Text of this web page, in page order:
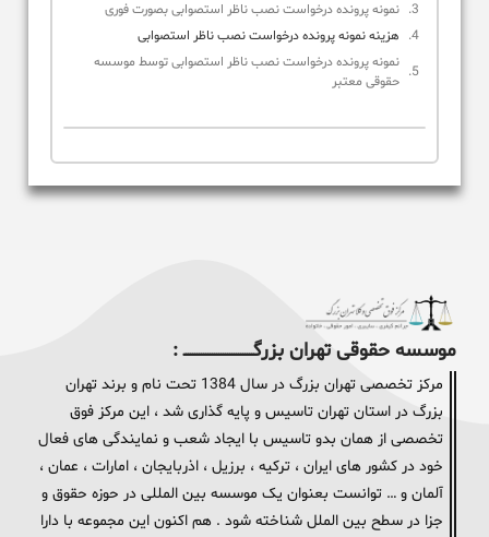
نمونه پرونده درخواست نصب ناظر استصوابی بصورت فوری
هزینه نمونه پرونده درخواست نصب ناظر استصوابی
نمونه پرونده درخواست نصب ناظر استصوابی توسط موسسه
حقوقی معتبر
موسسه حقوقی تهران بزرگــــــــــــــــــــــــــــــــ :
مرکز تخصصی تهران بزرگ در سال 1384 تحت نام و برند تهران
بزرگ در استان تهران تاسیس و پایه گذاری شد ، این مرکز فوق
تخصصی از همان بدو تاسیس با ایجاد شعب و نمایندگی های فعال
خود در کشور های ایران ، ترکیه ، برزیل ، اذربایجان ، امارات ، عمان ،
آلمان و … توانست بعنوان یک موسسه بین المللی در حوزه حقوق و
جزا در سطح بین الملل شناخته شود . هم اکنون این مجموعه با دارا